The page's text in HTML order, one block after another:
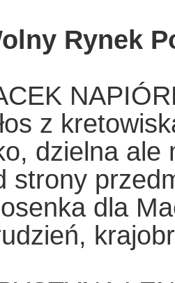
Rynek
z
dzielna ale
strony
dla